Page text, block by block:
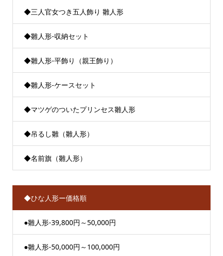
◆三人官女つき五人飾り 雛人形
◆雛人形-収納セット
◆雛人形-平飾り（親王飾り）
◆雛人形-ケースセット
◆マツゲのついたプリンセス雛人形
◆吊るし雛（雛人形）
◆名前旗（雛人形）
◆ひな人形ー価格順
●雛人形-39,800円～50,000円
●雛人形-50,000円～100,000円